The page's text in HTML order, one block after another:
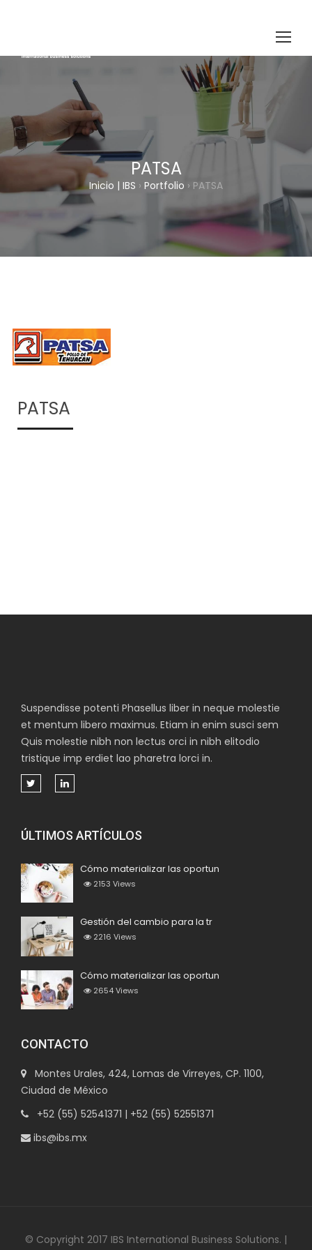
PATSA
Inicio | IBS › Portfolio › PATSA
PATSA
Suspendisse potenti Phasellus liber in neque molestie
et mentum libero maximus. Etiam in enim susci sem
Quis molestie nibh non lectus orci in nibh elitodio
tristique imp erdiet lao pharetra lorci in.
ÚLTIMOS ARTÍCULOS
Cómo materializar las oportun
2153 Views
Gestión del cambio para la tr
2216 Views
Cómo materializar las oportun
2654Views
CONTACTO
Montes Urales, 424, Lomas de Virreyes, CP. 1100,
Ciudad de México
+52 (55) 52541371 | +52 (55) 52551371
ibs@ibs.mx
© Copyright 2017 IBS International Business Solutions. |